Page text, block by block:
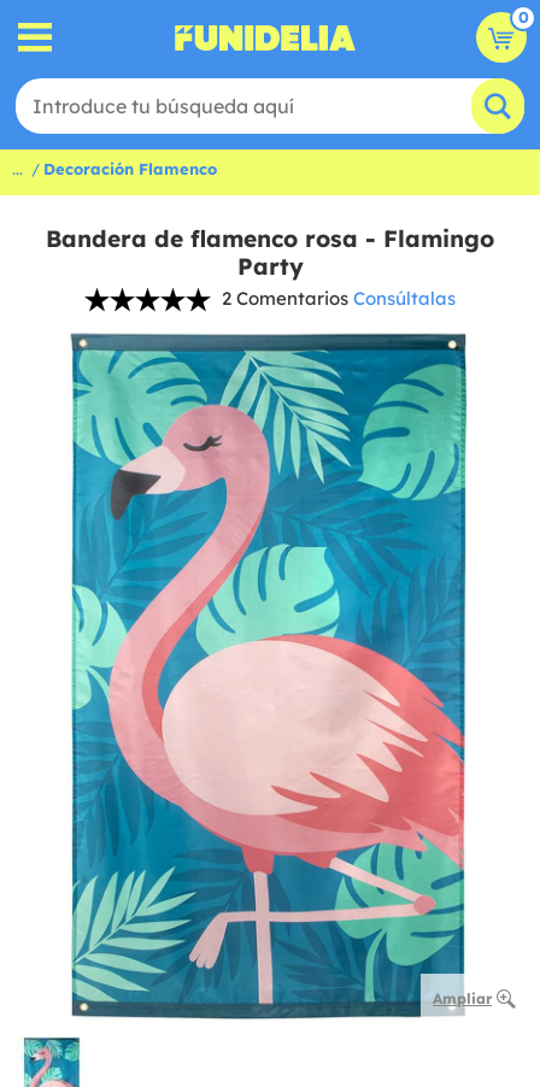
0
... Decoración Flamenco
Bandera de flamenco rosa - Flamingo
Party
2 Comentarios Consúltalas
Ampliar